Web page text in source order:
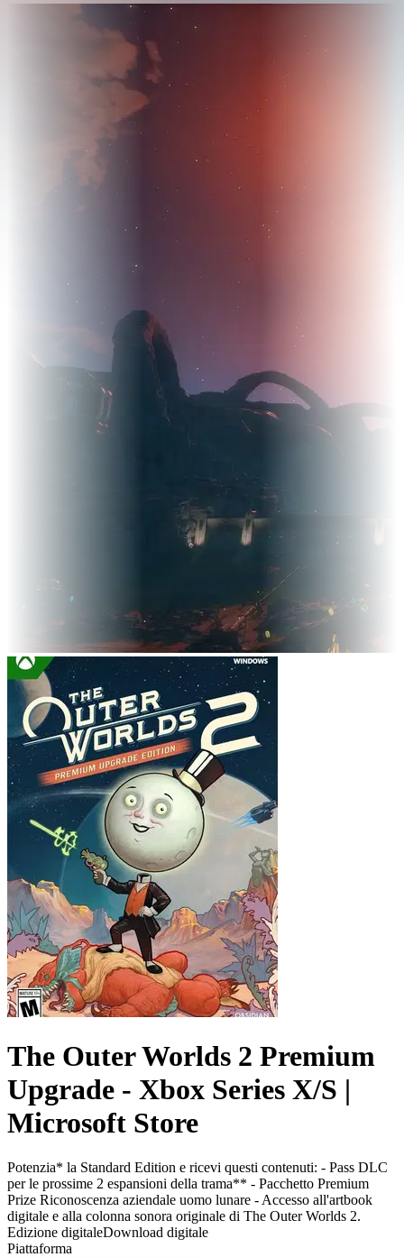
The Outer Worlds 2 Premium
Upgrade - Xbox Series X/S |
Microsoft Store
Potenzia* la Standard Edition e ricevi questi contenuti: - Pass DLC
per le prossime 2 espansioni della trama** - Pacchetto Premium
Prize Riconoscenza aziendale uomo lunare - Accesso all'artbook
digitale e alla colonna sonora originale di The Outer Worlds 2.
Edizione digitaleDownload digitale
Piattaforma